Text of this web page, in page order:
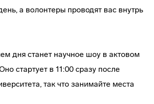
а волонтеры проводят вас внутрь
дня станет научное шоу в актовом
стартует в 11:00 сразу после
так что занимайте места